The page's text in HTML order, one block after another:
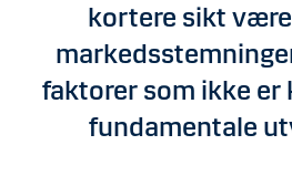
kortere sikt
faktorer som ikke
fundamentale